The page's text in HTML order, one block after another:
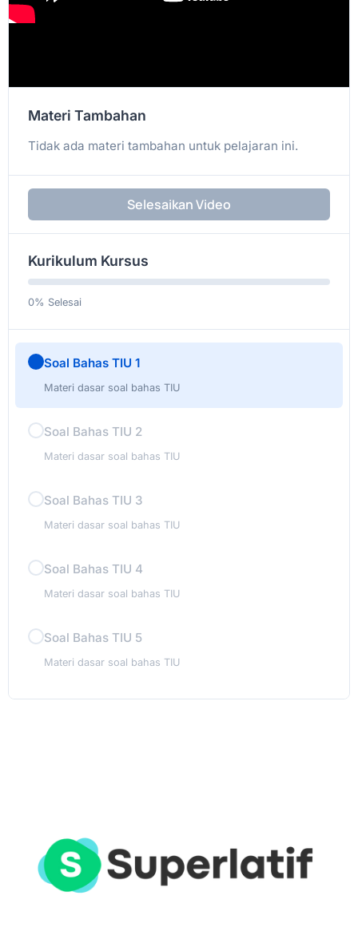
Materi Tambahan
Tidak ada materi tambahan untuk pelajaran ini.
Selesaikan Video
Kurikulum Kursus
0% Selesai
Soal Bahas TIU 1
Materi dasar soal bahas TIU
Soal Bahas TIU 2
Materi dasar soal bahas TIU
Soal Bahas TIU 3
Materi dasar soal bahas TIU
Soal Bahas TIU 4
Materi dasar soal bahas TIU
Soal Bahas TIU 5
Materi dasar soal bahas TIU